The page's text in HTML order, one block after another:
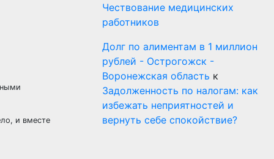
и вместе
Чествование медицинских
работников
Долг по алиментам в 1 миллион
рублей - Острогожск -
Воронежская область к
Задолженность по налогам: как
избежать неприятностей и
вернуть себе спокойствие?